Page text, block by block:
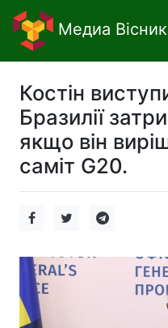
Медиа Вісник
Костін
Бразилії
якщо він
саміт G20.